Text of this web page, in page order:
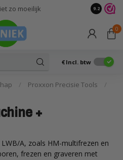
zo moeilijk 9.2
0
€ Incl. btw
/ Proxxon Precisie Tools
/
+
A, zoals HM-multifrezen en
frezen en graveren met